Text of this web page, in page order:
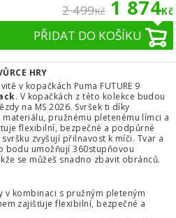
2 499Kč 1 874Kč
PŘIDAT DO KOŠÍKU
HRY
v kopačkách Puma FUTURE 9
. V kopačkách z této kolekce budou
na MS 2026. Svršek ti díky
pružnému pletenému límci a
flexibilní, bezpečné a podpůrné
zvyšují přilnavost k míči. Tvar a
bodu umožňují 360stupňovou
se můžeš snadno zbavit obránců.
v kombinaci s pružným pleteným
zajišťuje flexibilní, bezpečné a